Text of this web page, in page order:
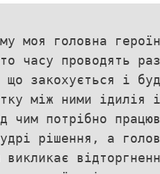
моя головна
часу проводять
закохується і
між ними ідилія
потрібно
рішення, а
викликає